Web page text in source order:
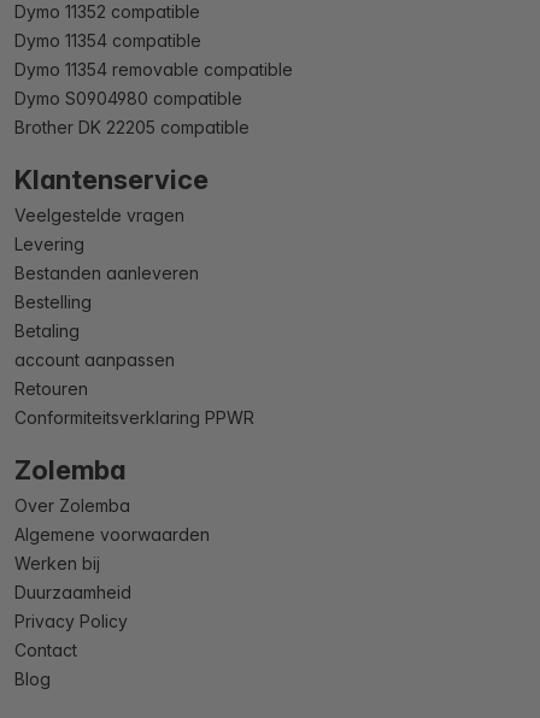
Dymo 11352 compatible
Dymo 11354 compatible
Dymo 11354 removable compatible
Dymo S0904980 compatible
Brother DK 22205 compatible
Klantenservice
Veelgestelde vragen
Levering
Bestanden aanleveren
Bestelling
Betaling
account aanpassen
Retouren
Conformiteitsverklaring PPWR
Zolemba
Over Zolemba
Algemene voorwaarden
Werken bij
Duurzaamheid
Privacy Policy
Contact
Blog